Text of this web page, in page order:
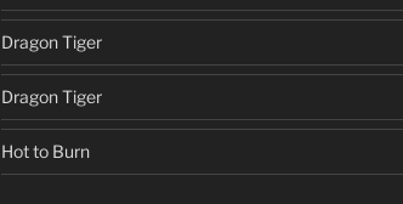
Dragon Tiger
Dragon Tiger
Hot to Burn